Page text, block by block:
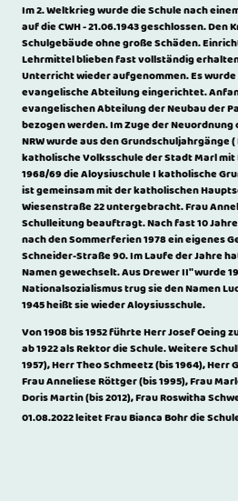
Im 2. Weltkrieg wurde die Schule nach
auf die CWH - 21.06.1943 geschlossen. Den
Schulgebäude ohne große Schäden.
Lehrmittel blieben fast vollständig
Unterricht wieder aufgenommen. Es
evangelische Abteilung eingerichtet.
evangelischen Abteilung der Neubau der
bezogen werden. Im Zuge der
NRW wurde aus den Grundschuljahrgänge (
katholische Volksschule der Stadt Marl mit
1968/69 die Aloysiuschule I katholische
ist gemeinsam mit der katholischen
Wiesenstraße 22 untergebracht. Frau
Schulleitung beauftragt. Nach fast 10
nach den Sommerferien 1978 ein eigenes
Schneider-Straße 90. Im Laufe der Jahre
Namen gewechselt. Aus Drewer II" wurde
Nationalsozialismus trug sie den Namen
1945 heißt sie wieder Aloysiusschule.
Von 1908 bis 1952 führte Herr Josef Oeing
ab 1922 als Rektor die Schule. Weitere
1957), Herr Theo Schmeetz (bis 1964),
Frau Anneliese Röttger (bis 1995), Frau
Doris Martin (bis 2012), Frau Roswitha
01.08.2022 leitet Frau Bianca Bohr die